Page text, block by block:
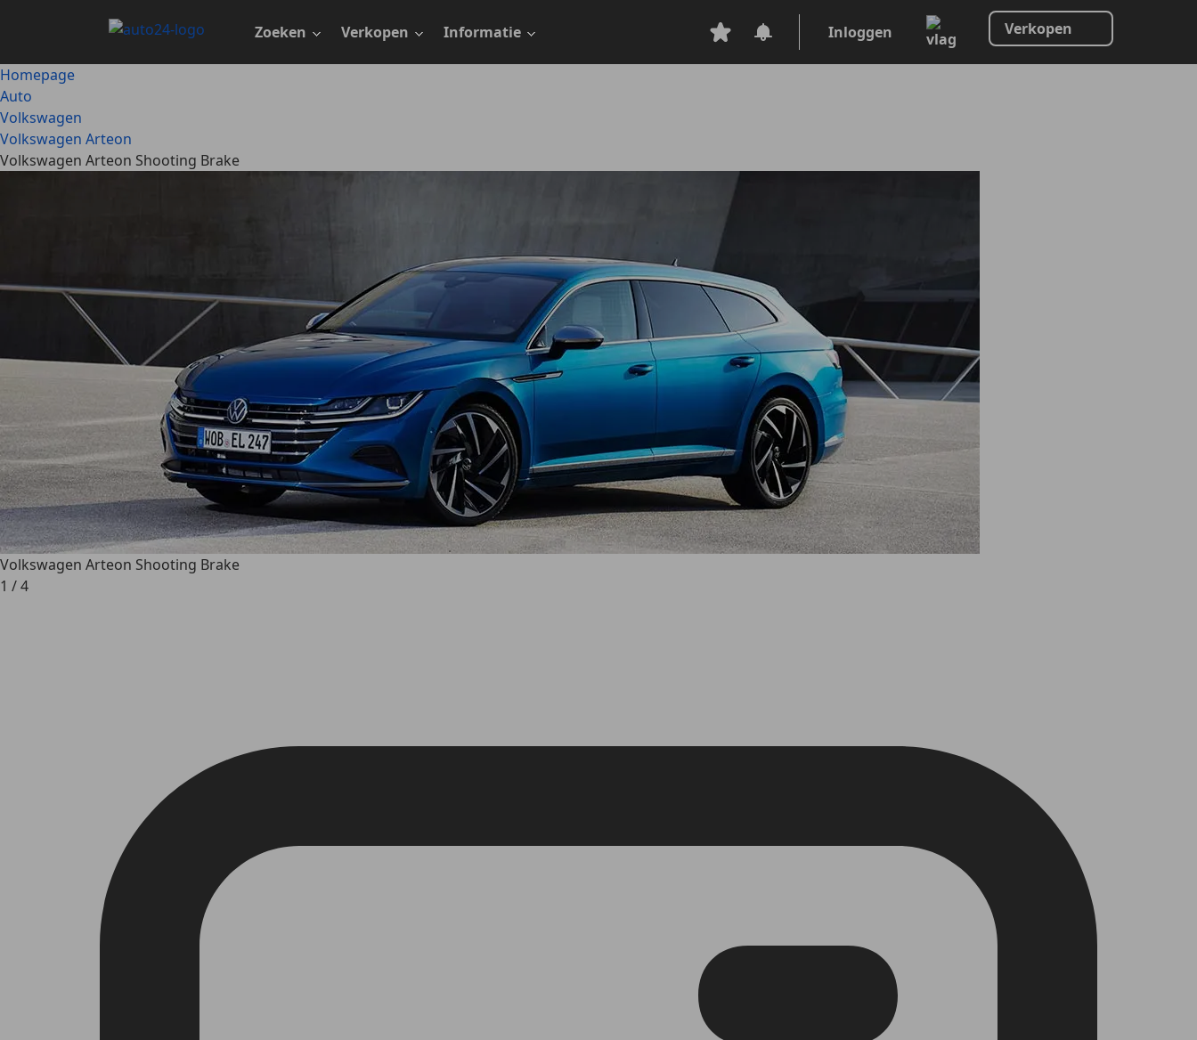
Zoeken Verkopen Informatie Inloggen Verkopen
Homepage
Auto
Volkswagen
Volkswagen Arteon
Volkswagen Arteon Shooting Brake
Volkswagen Arteon Shooting Brake
1 /4